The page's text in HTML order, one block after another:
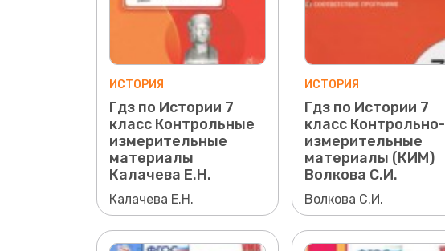
ИСТОРИЯ
Гдз по Истории 7
класс Контрольные
измерительные
материалы
Калачева Е.Н.
Калачева Е.Н.
ИСТОРИЯ
Гдз по Истории 7
класс Контрольно-
измерительные
материалы (КИМ)
Волкова С.И.
Волкова С.И.